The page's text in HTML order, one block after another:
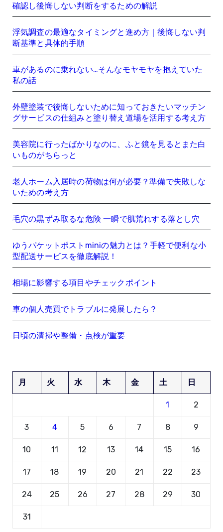
確認し後悔しない判断をするための解説
浮気調査の最適なタイミングと進め方｜後悔しない判
断基準と具体的手順
車があるのに乗れない…そんなモヤモヤを抱えていた
私の話
外壁塗装で後悔しないために知っておきたいマッチン
グサービスの仕組みと塗り替え道場を活用する考え方
美容院に行ったばかりなのに、ふと鏡を見るとまた白
いものがちらっと
老人ホーム入居時の荷物は何が必要？準備で失敗しな
いための考え方
毛穴の黒ずみ取るな危険 一瞬で肌荒れする落とし穴
ゆうパケットポストminiの魅力とは？手軽で便利な小
型配送サービスを徹底解説！
相場に影響する項目やチェックポイント
車の個人売買でトラブルに発展したら？
日頃の清掃や整備・点検が重要
月 火 水 木 金 土 日
1 2
3 4 5 6 7 8 9
10 11 12 13 14 15 16
17 18 19 20 21 22 23
24 25 26 27 28 29 30
31